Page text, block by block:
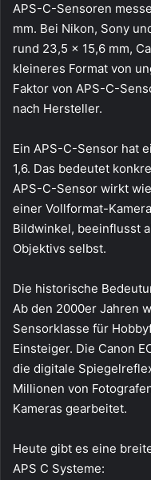
APS-C-Sensoren
mm. Bei Nikon, Sony
rund 23,5 × 15,6 mm,
kleineres Format von
Faktor von APS-C-
nach Hersteller.
Ein APS-C-Sensor hat
1,6. Das bedeutet
APS-C-Sensor wirkt
einer Vollformat-
Bildwinkel, beeinflusst
Objektivs selbst.
Die historische
Ab den 2000er Jahren
Sensorklasse für
Einsteiger. Die Canon
die digitale
Millionen von
Kameras gearbeitet.
Heute gibt es eine
APS C Systeme: